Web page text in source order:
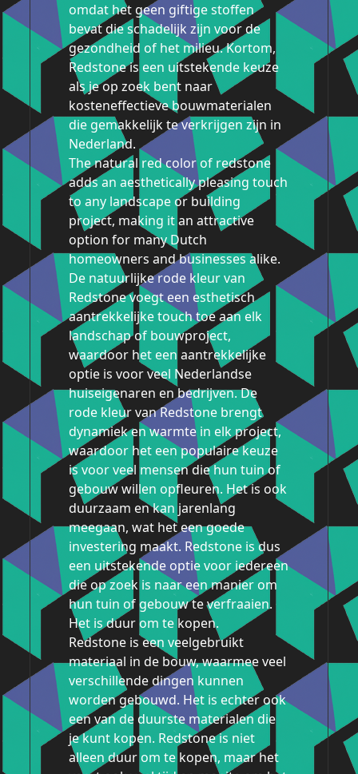
omdat het geen giftige stoffen
bevat die schadelijk zijn voor de
gezondheid of het milieu. Kortom,
Redstone is een uitstekende keuze
als je op zoek bent naar
kosteneffectieve bouwmaterialen
die gemakkelijk te verkrijgen zijn in
Nederland.
The natural red color of redstone
adds an aesthetically pleasing touch
to any landscape or building
project, making it an attractive
option for many Dutch
homeowners and businesses alike.
De natuurlijke rode kleur van
Redstone voegt een esthetisch
aantrekkelijke touch toe aan elk
landschap of bouwproject,
waardoor het een aantrekkelijke
optie is voor veel Nederlandse
huiseigenaren en bedrijven. De
rode kleur van Redstone brengt
dynamiek en warmte in elk project,
waardoor het een populaire keuze
is voor veel mensen die hun tuin of
gebouw willen opfleuren. Het is ook
duurzaam en kan jarenlang
meegaan, wat het een goede
investering maakt. Redstone is dus
een uitstekende optie voor iedereen
die op zoek is naar een manier om
hun tuin of gebouw te verfraaien.
Het is duur om te kopen.
Redstone is een veelgebruikt
materiaal in de bouw, waarmee veel
verschillende dingen kunnen
worden gebouwd. Het is echter ook
een van de duurste materialen die
je kunt kopen. Redstone is niet
alleen duur om te kopen, maar het